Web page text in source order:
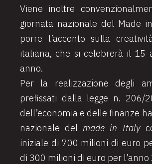
Viene inoltre
giornata nazionale del Made
porre l’accento sulla
italiana, che si celebrerà il 15
anno.
Per la realizzazione degli
prefissati dalla legge n. 206/
dell’economia e delle finanze
nazionale del made in Italy
iniziale di 700 milioni di euro
di 300 milioni di euro per l’anno